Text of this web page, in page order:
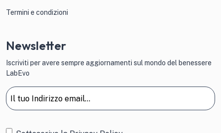
Termini e condizioni
Newsletter
Iscriviti per avere sempre aggiornamenti sul mondo del benessere
LabEvo
Email